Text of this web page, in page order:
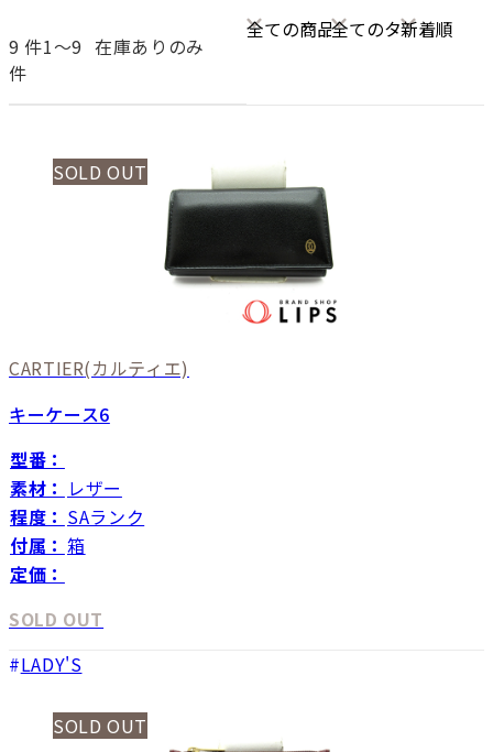
9 件1〜9
件
在庫ありのみ
SOLD OUT
CARTIER(カルティエ)
キーケース6
型番：
素材： レザー
程度： SAランク
付属： 箱
定価：
SOLD OUT
LADY'S
SOLD OUT